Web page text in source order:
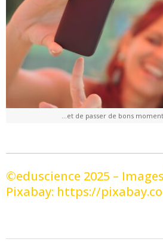
…et de passer de bons
©eduscience 2025 –
Pixabay: https://